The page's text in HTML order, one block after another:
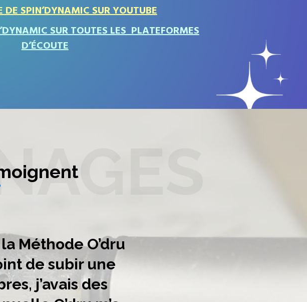
DE SPIN’DYNAMIC SUR YOUTUBE
SUR TOUTES LES PLATEFORMES
D’ÉCOUTE
Méthode O’dru
de subir une
j’avais des